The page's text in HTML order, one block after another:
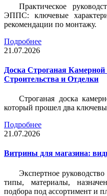
Практическое
ЭППС: ключевые
рекомендации по монтажу.
Подробнее
21.07.2026
Доска Строганая
Строительства и Отделки
Строганая доска
который прошел два
Подробнее
21.07.2026
Витрины для магазина:
Экспертное
типы, материалы,
подбора под ассортимент и